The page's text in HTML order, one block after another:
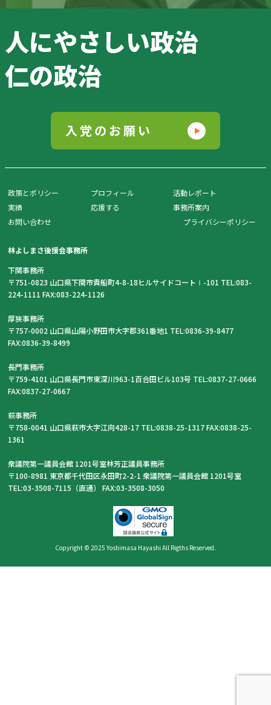
人にやさしい政治
仁の政治
入党のお願い
政策とポリシー プロフィール
活動レポート
実績
応援する
事務所案内
お問い合わせ
プライバシーポリシー
Copyright © 2025 Yoshimasa Hayashi All Rigths Reserved.
林よしまさ後援会事務所
下関事務所
〒751-0823 山口県下関市貴船町4-8-18ヒルサイドコートⅠ-101 TEL:083-
224-1111 FAX:083-224-1126
厚狭事務所
〒757-0002 山口県山陽小野田市大字郡361番地1 TEL:0836-39-8477
FAX:0836-39-8499
長門事務所
〒759-4101 山口県長門市東深川963-1百合田ビル103号 TEL:0837-27-0666
FAX:0837-27-0667
萩事務所
〒758-0041 山口県萩市大字江向428-17 TEL:0838-25-1317 FAX:0838-25-
1361
衆議院第一議員会館 1201号室林芳正議員事務所
〒100-8981 東京都千代田区永田町2-2-1 衆議院第一議員会館 1201号室
TEL:03-3508-7115（直通） FAX:03-3508-3050